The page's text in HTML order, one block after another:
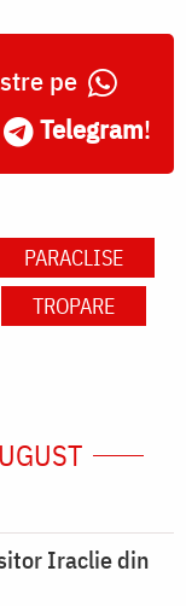
pe
Telegram!
PARACLISE
TROPARE
Iraclie din